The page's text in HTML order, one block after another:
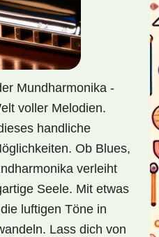
Mundharmonika -
voller Melodien.
handliche
Ob Blues,
verleiht
Seele. Mit etwas
luftigen Töne in
Lass dich von